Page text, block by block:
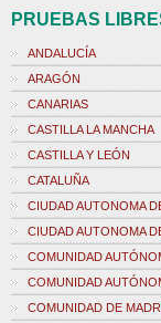
PRUEBAS
ANDALUCÍA
ARAGÓN
CANARIAS
CASTILLA LA MANCHA
CASTILLA Y LEÓN
CATALUÑA
CIUDAD AUTONOMA
CIUDAD AUTONOMA
COMUNIDAD
COMUNIDAD
COMUNIDAD DE